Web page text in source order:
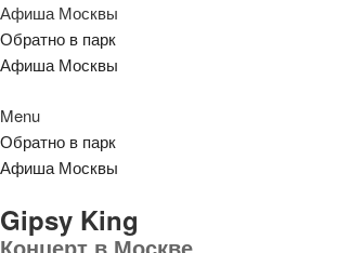
Афиша Москвы
Обратно в парк
Афиша Москвы
Menu
Обратно в парк
Афиша Москвы
Gipsy King